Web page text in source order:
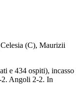
(C), Maurizii
e 434 ospiti), incasso
Angoli 2-2. In